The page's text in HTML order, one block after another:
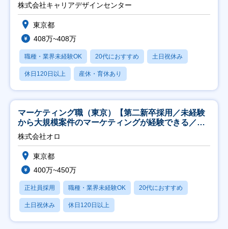
株式会社キャリアデザインセンター
東京都
408万~408万
職種・業界未経験OK 20代におすすめ 土日祝休み
休日120日以上 産休・育休あり
マーケティング職（東京）【第二新卒採用／未経験
から大規模案件のマーケティングが経験できる／研
修充実】
株式会社オロ
東京都
400万~450万
正社員採用 職種・業界未経験OK 20代におすすめ
土日祝休み 休日120日以上